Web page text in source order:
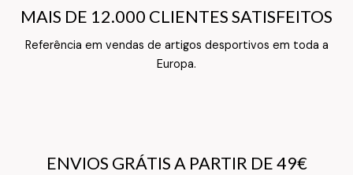
MAIS DE 12.000 CLIENTES SATISFEITOS
Referência em vendas de artigos desportivos em toda a
Europa.
MAIS DE 12.000 CLIENTES SATISFEITOS
Texto do Verso do Cartão de Informação
ENVIOS GRÁTIS A PARTIR DE 49€
ENVIOS GRÁTIS A PARTIR DE 49€